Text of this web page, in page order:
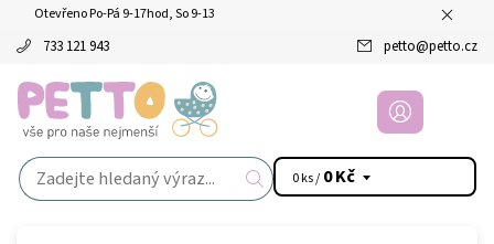
Otevřeno Po-Pá 9-17hod, So 9-13
733 121 943 petto@petto.cz
0 ks / 0 Kč